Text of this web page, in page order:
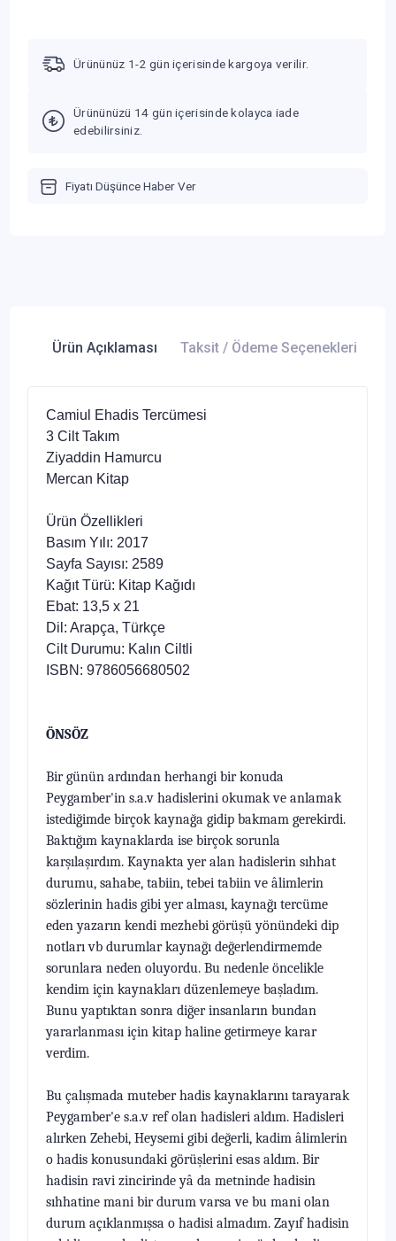
Ürününüz 1-2 gün içerisinde kargoya verilir.
Ürününüzü 14 gün içerisinde kolayca iade
edebilirsiniz.
Fiyatı Düşünce Haber Ver
Ürün Açıklaması Taksit / Ödeme Seçenekleri
Camiul Ehadis Tercümesi
3 Cilt Takım
Ziyaddin Hamurcu
Mercan Kitap
Ürün Özellikleri
Basım Yılı: 2017
Sayfa Sayısı: 2589
Kağıt Türü: Kitap Kağıdı
Ebat: 13,5 x 21
Dil: Arapça, Türkçe
Cilt Durumu: Kalın Ciltli
ISBN: 9786056680502
ÖNSÖZ
Bir günün ardından herhangi bir konuda
Peygamber'in s.a.v hadislerini okumak ve anlamak
istediğimde birçok kaynağa gidip bakmam gerekirdi.
Baktığım kaynaklarda ise birçok sorunla
karşılaşırdım. Kaynakta yer alan hadislerin sıhhat
durumu, sahabe, tabiin, tebei tabiin ve âlimlerin
sözlerinin hadis gibi yer alması, kaynağı tercüme
eden yazarın kendi mezhebi görüşü yönündeki dip
notları vb durumlar kaynağı değerlendirmemde
sorunlara neden oluyordu. Bu nedenle öncelikle
kendim için kaynakları düzenlemeye başladım.
Bunu yaptıktan sonra diğer insanların bundan
yararlanması için kitap haline getirmeye karar
verdim.
Bu çalışmada muteber hadis kaynaklarını tarayarak
Peygamber'e s.a.v ref olan hadisleri aldım. Hadisleri
alırken Zehebi, Heysemi gibi değerli, kadim âlimlerin
o hadis konusundaki görüşlerini esas aldım. Bir
hadisin ravi zin­cirinde yâ da metninde hadisin
sıhhatine mani bir durum varsa ve bu mani olan
durum açıklanmışsa o hadisi almadım. Zayıf hadisin